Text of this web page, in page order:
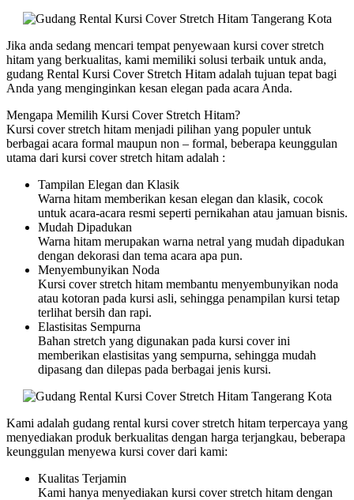
Jika anda sedang mencari tempat penyewaan kursi cover stretch
hitam yang berkualitas, kami memiliki solusi terbaik untuk anda,
gudang Rental Kursi Cover Stretch Hitam adalah tujuan tepat bagi
Anda yang menginginkan kesan elegan pada acara Anda.
Mengapa Memilih Kursi Cover Stretch Hitam?
Kursi cover stretch hitam menjadi pilihan yang populer untuk
berbagai acara formal maupun non – formal, beberapa keunggulan
utama dari kursi cover stretch hitam adalah :
Tampilan Elegan dan Klasik
Warna hitam memberikan kesan elegan dan klasik, cocok
untuk acara-acara resmi seperti pernikahan atau jamuan bisnis.
Mudah Dipadukan
Warna hitam merupakan warna netral yang mudah dipadukan
dengan dekorasi dan tema acara apa pun.
Menyembunyikan Noda
Kursi cover stretch hitam membantu menyembunyikan noda
atau kotoran pada kursi asli, sehingga penampilan kursi tetap
terlihat bersih dan rapi.
Elastisitas Sempurna
Bahan stretch yang digunakan pada kursi cover ini
memberikan elastisitas yang sempurna, sehingga mudah
dipasang dan dilepas pada berbagai jenis kursi.
Kami adalah gudang rental kursi cover stretch hitam terpercaya yang
menyediakan produk berkualitas dengan harga terjangkau, beberapa
keunggulan menyewa kursi cover dari kami:
Kualitas Terjamin
Kami hanya menyediakan kursi cover stretch hitam dengan